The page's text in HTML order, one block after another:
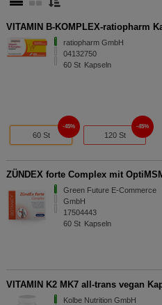
VITAMIN B-KOMPLEX-ratiopharm
ratiopharm GmbH
04132750
60 St Kapseln
60 St
45%
120 St
45%
ZÜNDEX forte Complex mit
Green Future E-Commerce
GmbH
17504443
60 St Kapseln
VITAMIN K2 MK7 all-trans vegan
Kolbe Nutrition GmbH